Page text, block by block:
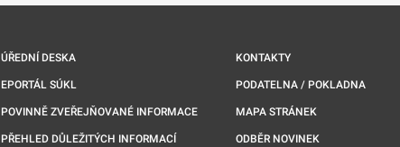
ÚŘEDNÍ DESKA
EPORTÁL SÚKL
POVINNĚ ZVEŘEJŇOVANÉ INFORMACE
PŘEHLED DŮLEŽITÝCH INFORMACÍ
KONTAKTY
PODATELNA / POKLADNA
MAPA STRÁNEK
ODBĚR NOVINEK